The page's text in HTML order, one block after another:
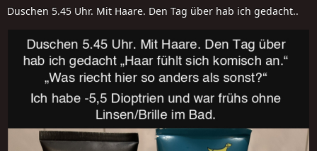
Duschen 5.45 Uhr. Mit Haare. Den Tag über hab ich gedacht..